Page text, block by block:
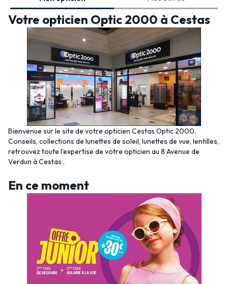
Votre opticien Optic 2000 à Cestas
Bienvenue sur le site de votre opticien Cestas Optic 2000.
Conseils, collections de lunettes de soleil, lunettes de vue, lentilles,
retrouvez toute l'expertise de votre opticien au 8 Avenue de
Verdun à Cestas .
En ce moment